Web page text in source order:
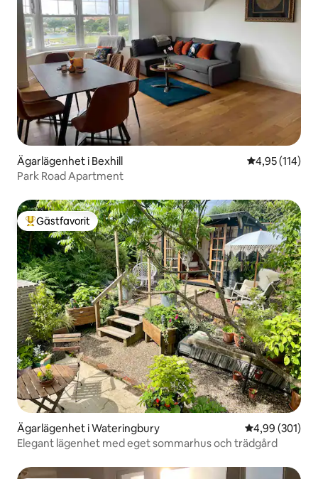
Ägarlägenhet i Bexhill 4,95 av 5 i
4,95 (114)
Park Road Apartment
Populär gästfavorit
Gästfavorit
Ägarlägenhet i Wateringbury 4,99 av 5 i
4,99 (301)
Elegant lägenhet med eget sommarhus och trädgård